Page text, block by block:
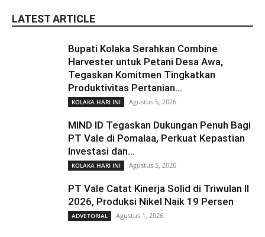
LATEST ARTICLE
Bupati Kolaka Serahkan Combine
Harvester untuk Petani Desa Awa,
Tegaskan Komitmen Tingkatkan
Produktivitas Pertanian...
KOLAKA HARI INI Agustus 5, 2026
MIND ID Tegaskan Dukungan Penuh Bagi
PT Vale di Pomalaa, Perkuat Kepastian
Investasi dan...
KOLAKA HARI INI Agustus 5, 2026
PT Vale Catat Kinerja Solid di Triwulan II
2026, Produksi Nikel Naik 19 Persen
ADVETORIAL Agustus 1, 2026